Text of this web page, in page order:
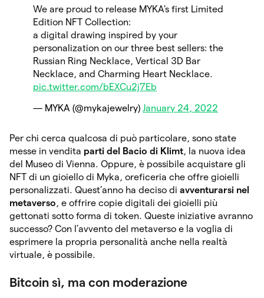
We are proud to release MYKA's first Limited
Edition NFT Collection:
a digital drawing inspired by your
personalization on our three best sellers: the
Russian Ring Necklace, Vertical 3D Bar
Necklace, and Charming Heart Necklace.
pic.twitter.com/bEXCu2j7Eb
— MYKA (@mykajewelry) January 24, 2022
Per chi cerca qualcosa di può particolare, sono state
messe in vendita parti del Bacio di Klimt, la nuova idea
del Museo di Vienna. Oppure, è possibile acquistare gli
NFT di un gioiello di Myka, oreficeria che offre gioielli
personalizzati. Quest’anno ha deciso di avventurarsi nel
metaverso, e offrire copie digitali dei gioielli più
gettonati sotto forma di token. Queste iniziative avranno
successo? Con l’avvento del metaverso e la voglia di
esprimere la propria personalità anche nella realtà
virtuale, è possibile.
Bitcoin sì, ma con moderazione